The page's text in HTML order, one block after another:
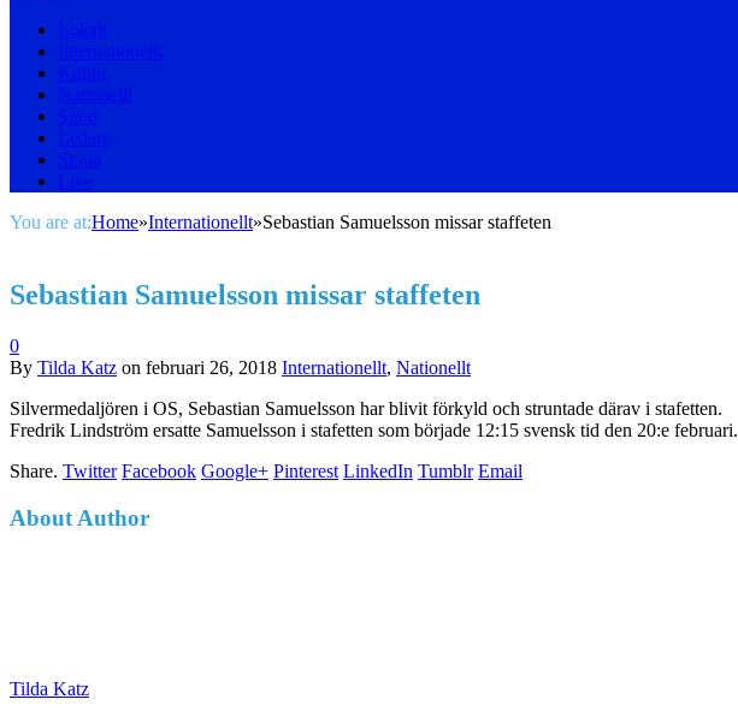
Lokalt
Internationellt
Kultur
Nationellt
Sport
Ledare
Skola
Live
You are at:Home»Internationellt»Sebastian Samuelsson missar staffeten
Sebastian Samuelsson missar staffeten
0
By Tilda Katz on februari 26, 2018 Internationellt, Nationellt
Silvermedaljören i OS, Sebastian Samuelsson har blivit förkyld och struntade därav i stafetten.
Fredrik Lindström ersatte Samuelsson i stafetten som började 12:15 svensk tid den 20:e februari.
Share. Twitter Facebook Google+ Pinterest LinkedIn Tumblr Email
About Author
Tilda Katz